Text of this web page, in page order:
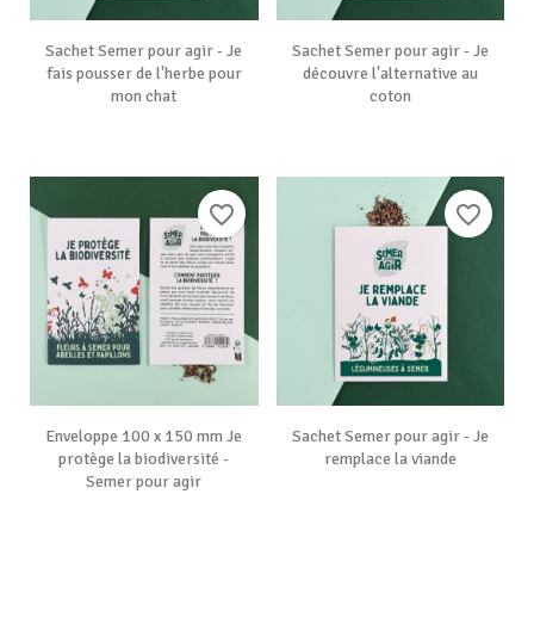
Sachet Semer pour agir - Je
fais pousser de l'herbe pour
mon chat
Sachet Semer pour agir - Je
découvre l'alternative au
coton
Enveloppe 100 x 150 mm Je
protège la biodiversité -
Semer pour agir
favorite_border
Sachet Semer pour agir - Je
remplace la viande
favorite_border